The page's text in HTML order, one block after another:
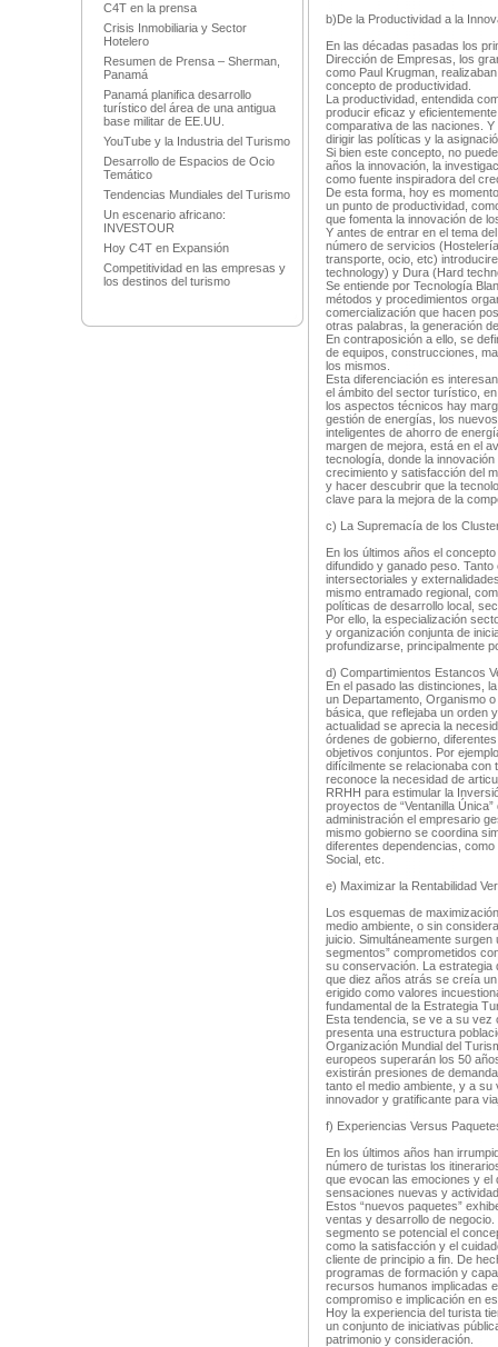
C4T en la prensa
Crisis Inmobiliaria y Sector
Hotelero
Resumen de Prensa – Sherman,
Panamá
Panamá planifica desarrollo
turístico del área de una antigua
base militar de EE.UU.
YouTube y la Industria del Turismo
Desarrollo de Espacios de Ocio
Temático
Tendencias Mundiales del Turismo
Un escenario africano:
INVESTOUR
Hoy C4T en Expansión
Competitividad en las empresas y
los destinos del turismo
b)De la Productividad a la
En las décadas pasadas los
Dirección de Empresas, los
como Paul Krugman,
concepto de productividad.
La productividad, entendida
producir eficaz y
comparativa de las naciones. Y
dirigir las políticas y la
Si bien este concepto, no
años la innovación, la
como fuente inspiradora del
De esta forma, hoy es
un punto de productividad,
que fomenta la innovación de
Y antes de entrar en el tema
número de servicios
transporte, ocio, etc)
technology) y Dura (Hard
Se entiende por Tecnología
métodos y procedimientos
comercialización que hacen
otras palabras, la generación
En contraposición a ello, se
de equipos, construcciones,
los mismos.
Esta diferenciación es
el ámbito del sector turístico,
los aspectos técnicos hay
gestión de energías, los
inteligentes de ahorro de
margen de mejora, está en el
tecnología, donde la
crecimiento y satisfacción del
y hacer descubrir que la
clave para la mejora de la
c) La Supremacía de los
En los últimos años el
difundido y ganado peso.
intersectoriales y
mismo entramado regional,
políticas de desarrollo local,
Por ello, la especialización
y organización conjunta de
profundizarse, principalmente
d) Compartimientos Estancos
En el pasado las distinciones,
un Departamento, Organismo
básica, que reflejaba un orden
actualidad se aprecia la
órdenes de gobierno,
objetivos conjuntos. Por
difícilmente se relacionaba
reconoce la necesidad de
RRHH para estimular la
proyectos de “Ventanilla
administración el empresario
mismo gobierno se coordina
diferentes dependencias,
Social, etc.
e) Maximizar la Rentabilidad
Los esquemas de
medio ambiente, o sin
juicio. Simultáneamente
segmentos” comprometidos
su conservación. La estrategia
que diez años atrás se creía
erigido como valores
fundamental de la Estrategia
Esta tendencia, se ve a su vez
presenta una estructura
Organización Mundial del
europeos superarán los 50
existirán presiones de
tanto el medio ambiente, y a
innovador y gratificante para
f) Experiencias Versus
En los últimos años han
número de turistas los
que evocan las emociones y el
sensaciones nuevas y
Estos “nuevos paquetes”
ventas y desarrollo de
segmento se potencial el
como la satisfacción y el
cliente de principio a fin. De
programas de formación y
recursos humanos implicadas
compromiso e implicación en
Hoy la experiencia del turista
un conjunto de iniciativas
patrimonio y consideración.